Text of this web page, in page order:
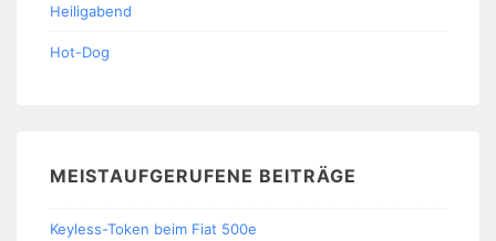
Heiligabend
Hot-Dog
MEISTAUFGERUFENE BEITRÄGE
Keyless-Token beim Fiat 500e